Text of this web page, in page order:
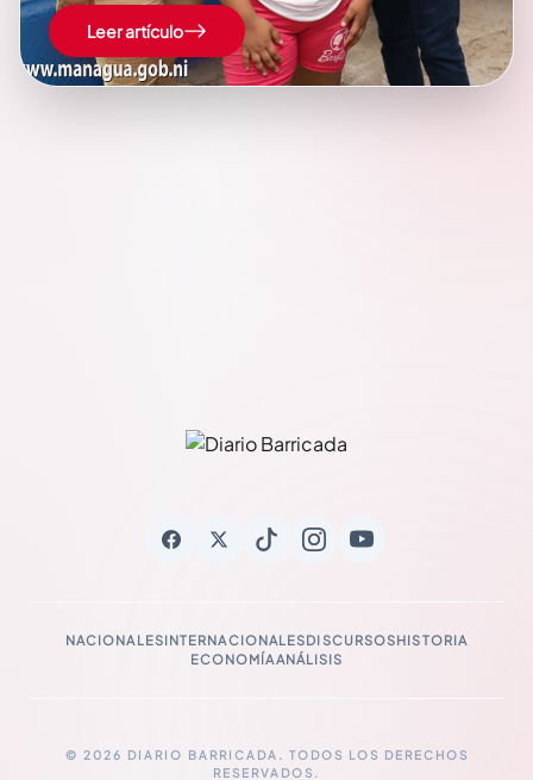
Hernandez en el barrio Alfredo Silva, distrito II de la
capital. María Hernandez, de 34 años y actualmente
empleada en una empresa de reciclaje, ha…
Leer artículo
NACIONALESINTERNACIONALESDISCURSOSHISTORIA
ECONOMÍAANÁLISIS
© 2026 DIARIO BARRICADA. TODOS LOS DERECHOS
RESERVADOS.